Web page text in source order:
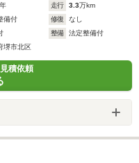
年 走行 3.3万km
備付 修復
なし
整備
法定整備付
堺市北区
積依頼